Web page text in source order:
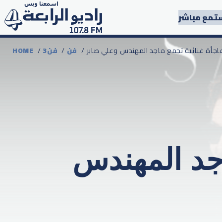
مباشر
HOME / 3فن / فن غنائية تجمع ماجد المهندس وعلي صابر
المهندس